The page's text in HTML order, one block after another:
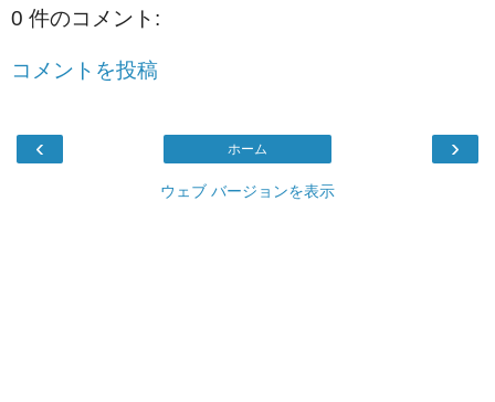
0 件のコメント:
コメントを投稿
‹ ›
ホーム
ウェブ バージョンを表示